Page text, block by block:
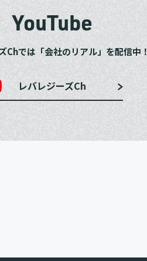
YouTube
Chでは「会社のリアル」を配信中！
レバレジーズCh